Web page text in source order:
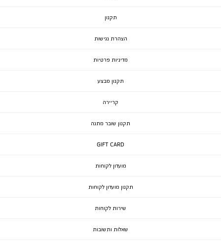
תקנון
הצהרת נגישות
מדיניות פרטיות
תקנון מבצע
קריירה
תקנון שובר מתנה
GIFT CARD
מועדון לקוחות
תקנון מועדון לקוחות
שירות לקוחות
שאלות ותשובות